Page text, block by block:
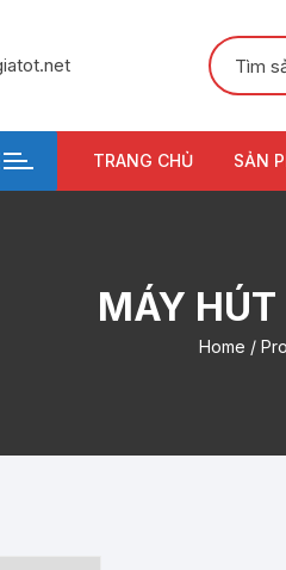
TRANG CHỦ SẢN
MÁY
Home /